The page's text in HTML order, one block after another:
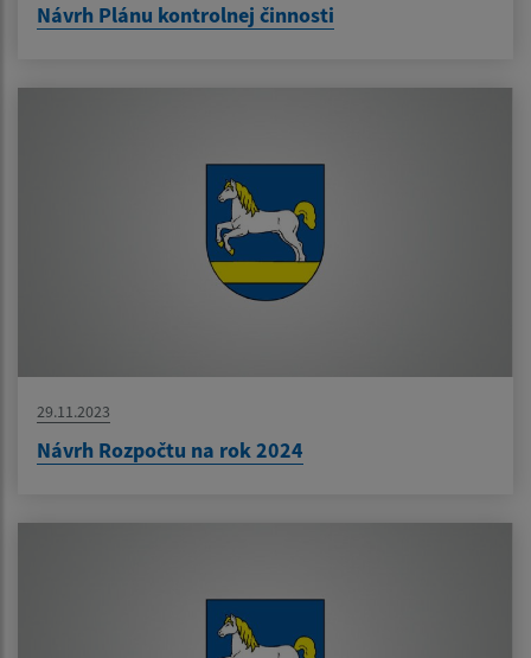
Návrh Plánu kontrolnej činnosti
29.11.2023
Návrh Rozpočtu na rok 2024